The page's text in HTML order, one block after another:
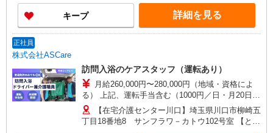
キープ 詳細を見る
正社員
株式会社ASCare
訪問入浴のケアスタッフ（運転あり）
月給260,000円〜280,000円（地域・資格によ
る） 上記、運転手当含む（1000円／日・月20日換
算） ★介護福祉士の方は月給20,000円加算（資格
手当） 別途交通費支給（30,000円上限／月） 別途
残業手当（月平均残業時間15時間）残業代全額支
【在宅介護センター川口】埼玉県川口市柳崎五
丁目18番地8 サンフラワ－カトウ102号室 【とこ